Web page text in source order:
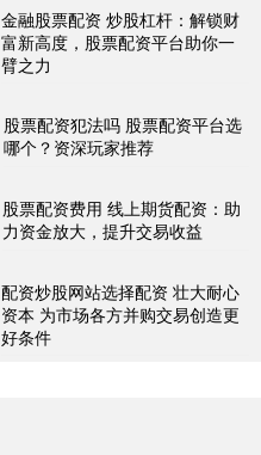
金融股票配资 炒股杠杆：解锁财
富新高度，股票配资平台助你一
臂之力
股票配资犯法吗 股票配资平台选
哪个？资深玩家推荐
股票配资费用 线上期货配资：助
力资金放大，提升交易收益
配资炒股网站选择配资 壮大耐心
资本 为市场各方并购交易创造更
好条件